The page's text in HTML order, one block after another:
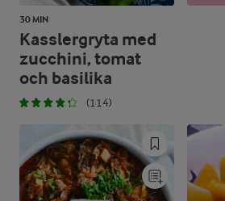
30 MIN
Kasslergryta med
zucchini, tomat
och basilika
(114)